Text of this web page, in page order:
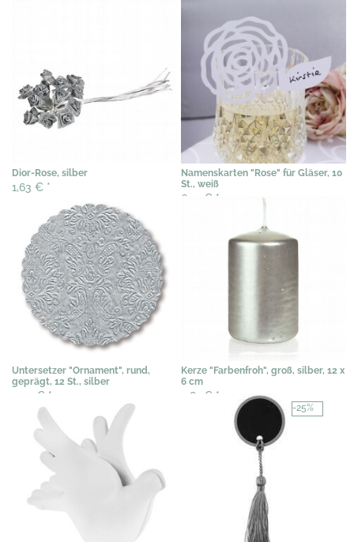
Dior-Rose, silber
1,63 € *
Namenskarten "Rose" für Gläser, 10
St., weiß
6,14 € *
Untersetzer "Ornament", rund,
geprägt, 12 St., silber
3,54 € *
Kerze "Farbenfroh", groß, silber, 12 x
6 cm
4,81 € *
-25%